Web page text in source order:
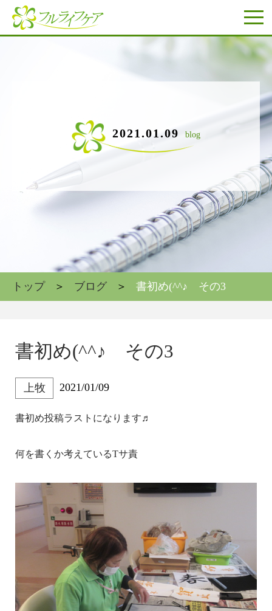
2021.01.09 blog
トップ ブログ 書初め(^^♪ その3
書初め(^^♪ その3
上牧 2021/01/09
書初め投稿ラストになります♬
何を書くか考えているTサ責